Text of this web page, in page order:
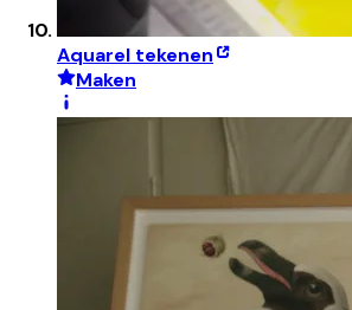
Aquarel tekenen
Maken